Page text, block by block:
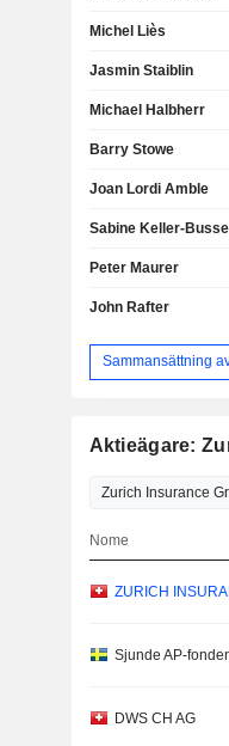
Michel Liès
Jasmin Staiblin
Michael Halbherr
Barry Stowe
Joan Lordi Amble
Sabine Keller-Busse
Peter Maurer
John Rafter
Sammansättning
Aktieägare:
Nome
ZURICH
Sjunde AP-
DWS CH AG